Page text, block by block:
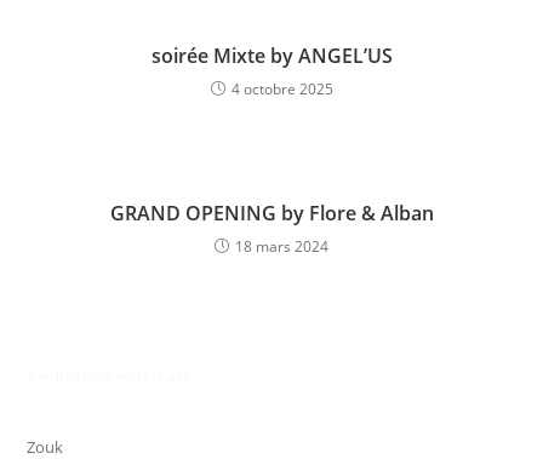
soirée Mixte by ANGEL’US
4 octobre 2025
GRAND OPENING by Flore & Alban
18 mars 2024
Zouk